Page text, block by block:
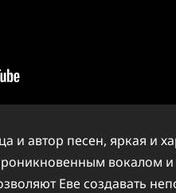
и автор песен, яркая и
вокалом
Еве создавать